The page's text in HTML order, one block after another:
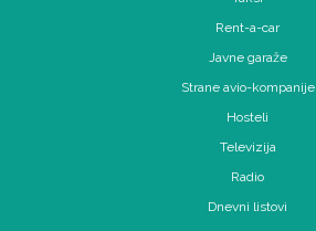
Rent-a-car
Javne garaže
Strane avio-kompanije
Hosteli
Televizija
Radio
Dnevni listovi